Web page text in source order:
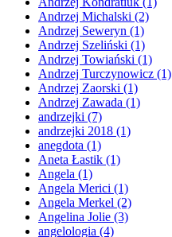
Andrzej Michalski (2)
Andrzej Seweryn (1)
Andrzej Szeliński (1)
Andrzej Towiański (1)
Andrzej Turczynowicz (1)
Andrzej Zaorski (1)
Andrzej Zawada (1)
andrzejki (7)
andrzejki 2018 (1)
anegdota (1)
Aneta Łastik (1)
Angela (1)
Angela Merici (1)
Angela Merkel (2)
Angelina Jolie (3)
angelologia (4)